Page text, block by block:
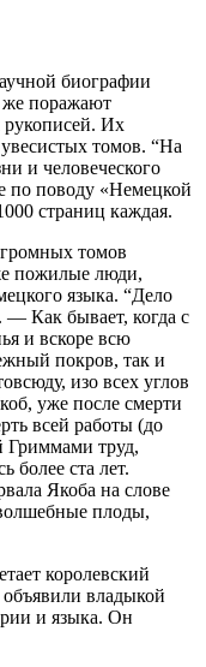
биографии
же поражают
Их
томов. “На
и человеческого
по поводу «Немецкой
страниц каждая.
томов
пожилые люди,
языка. “Дело
— Как бывает, когда с
и вскоре всю
покров, так и
изо всех углов
уже после смерти
всей работы (до
Гриммами труд,
более ста лет.
Якоба на слове
плоды,
королевский
владыкой
и языка. Он